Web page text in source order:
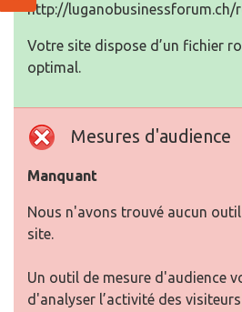
http://luganobusinessforum.ch/
Votre site dispose d’un fichier
optimal.
Mesures d'audience
Manquant
Nous n'avons trouvé aucun
site.
Un outil de mesure d'audience
d'analyser l’activité des